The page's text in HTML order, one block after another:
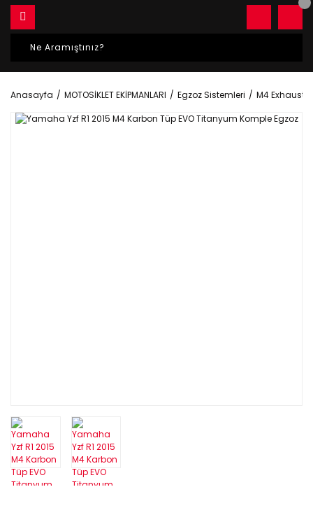
Anasayfa MOTOSİKLET EKİPMANLARI Egzoz Sistemleri M4 Exhaust